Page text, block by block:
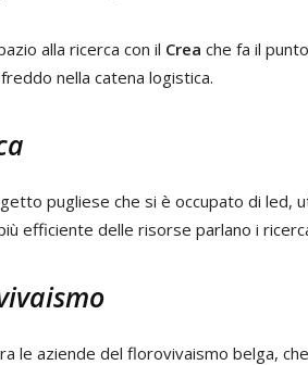
alla ricerca con il Crea che fa il
nella catena logistica.
pugliese che si è occupato di led,
efficiente delle risorse parlano i
le aziende del florovivaismo belga,